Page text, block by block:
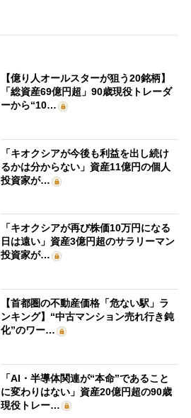
【億り人オールスターが狙う20銘柄】
「総資産69億円超」90歳現役トレーダ
ーから“10…
「キオクシアが今後も利益を出し続け
るかは分からない」資産11億円の個人
投資家が…
「キオクシアが再び株価10万円になる
日は遠い」資産3億円超のサラリーマン
投資家が…
【首都圏の不動産価格「危ない駅」ラ
ンキング】“中古マンション売れ行き鈍
化”のワー…
「AI・半導体関連が“本命”であること
に変わりはない」資産20億円超の90歳
現役トレー…